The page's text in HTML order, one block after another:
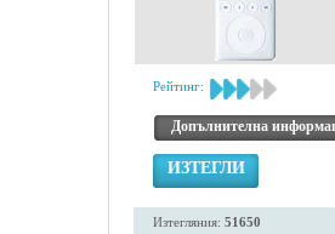
Рейтинг:
Допълнителна
ИЗТЕГЛИ
Изтегляния: 51650